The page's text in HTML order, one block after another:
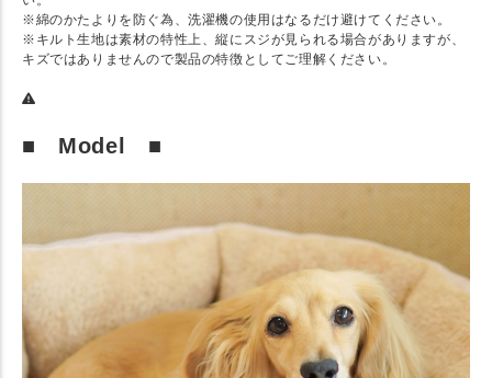
※綿のかたよりを防ぐ為、洗濯機の使用はなるだけ避けてください。
※キルト生地は素材の特性上、縦にスジが見られる場合がありますが、
キズではありませんので製品の特徴としてご理解ください。
■ Model ■